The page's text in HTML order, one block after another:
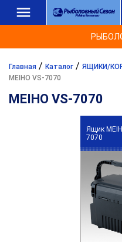
Главная / Каталог / ЯЩИКИ/
MEIHO VS-7070
MEIHO VS-7070
Ящик
7070